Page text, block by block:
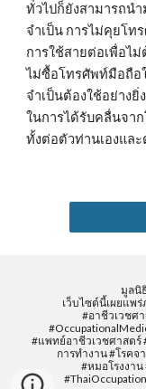
ทั่วไปก็ยังสามารถน
จำเป็น การไม่คุยโท
การใช้สายต่อเพื่อไ
ไม่ซื้อโทรศัพท์มือถือ
จำเป็นต้องใช้อย่างยิ่
ในการได้รับคลื่นจา
ทั้งต่อตัวท่านเองแล
มูลนิ
เว็บไซต์นี้เผยแพ
#อาชีวเวชศ
#แพทย์อาชีวเวชศาสตร์
การทำงาน #โรคจ
#หมอโรงงา